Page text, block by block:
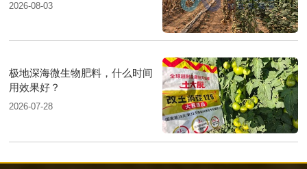
2026-08-03
极地深海微生物肥料，什么时间
用效果好？
2026-07-28